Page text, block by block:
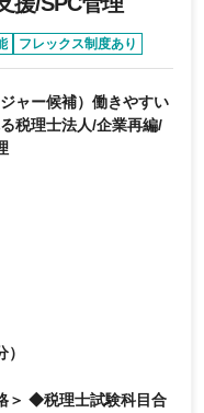
フレックス制度あり
ャー候補）働きやすい
税理士法人/企業再編/
＞ ◆税理士試験科目合